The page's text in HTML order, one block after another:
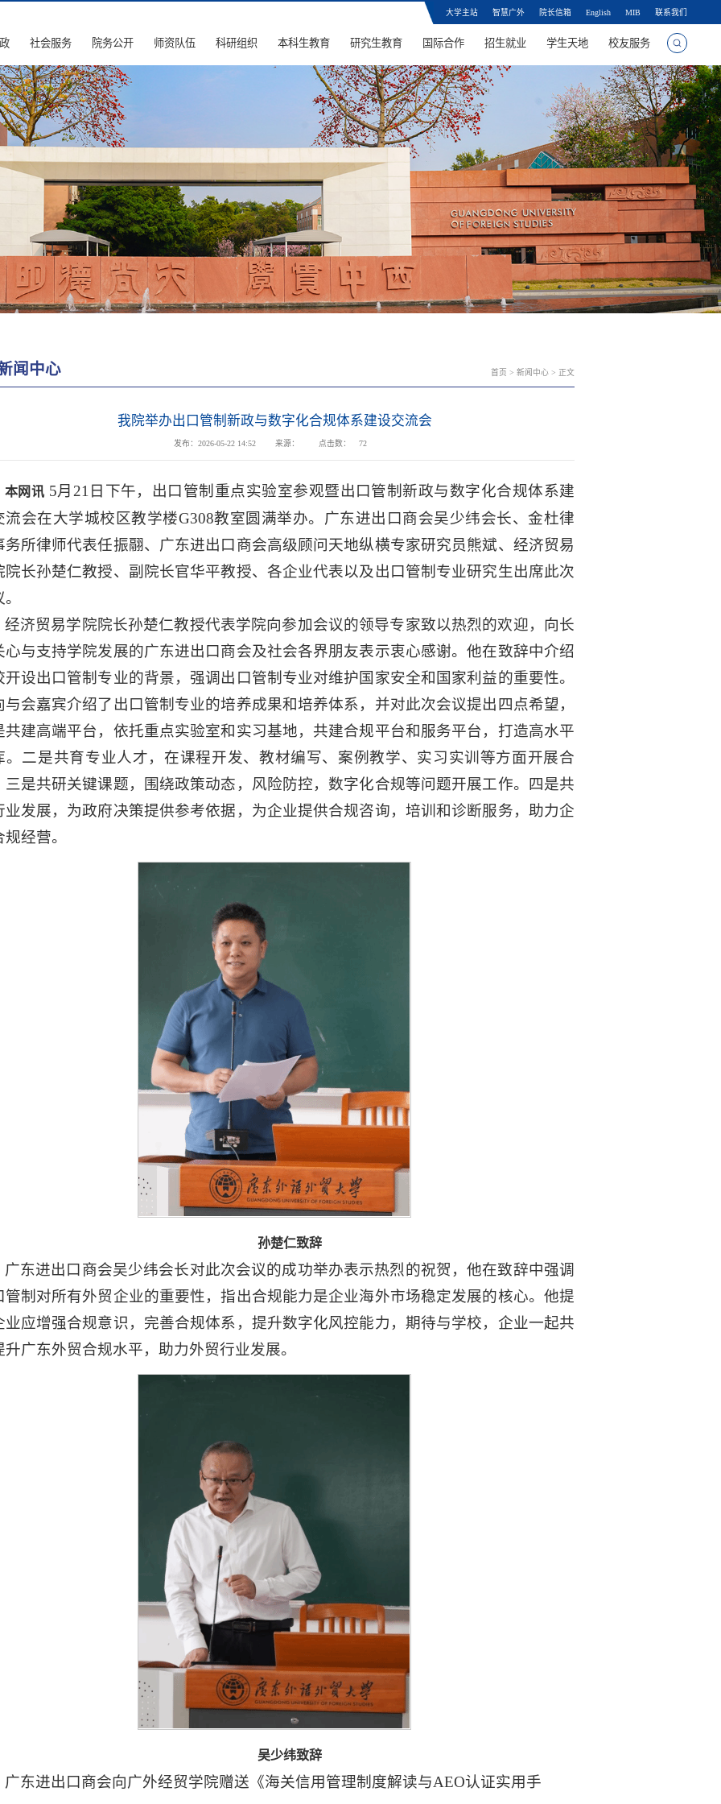
大学主站 智慧广外 院长信箱 English MIB 联系我们
社会服务 院务公开 师资队伍 科研组织 本科生教育 研究生教育 国际合作 招生就业 学生天地 校友服务
闻中心 首页 > 新闻中心 > 正文
我院举办出口管制新政与数字化合规体系建设交流会
发布：2026-05-22 14:52 来源： 点击数： 72
本网讯 5月21日下午，出口管制重点实验室参观暨出口管制新政与数字化合规体系建
流会在大学城校区教学楼G308教室圆满举办。广东进出口商会吴少纬会长、金杜律
务所律师代表任振翮、广东进出口商会高级顾问天地纵横专家研究员熊斌、经济贸易
院长孙楚仁教授、副院长官华平教授、各企业代表以及出口管制专业研究生出席此次
经济贸易学院院长孙楚仁教授代表学院向参加会议的领导专家致以热烈的欢迎，向长
心与支持学院发展的广东进出口商会及社会各界朋友表示衷心感谢。他在致辞中介绍
开设出口管制专业的背景，强调出口管制专业对维护国家安全和国家利益的重要性。
与会嘉宾介绍了出口管制专业的培养成果和培养体系，并对此次会议提出四点希望，
共建高端平台，依托重点实验室和实习基地，共建合规平台和服务平台，打造高水平
。二是共育专业人才，在课程开发、教材编写、案例教学、实习实训等方面开展合
三是共研关键课题，围绕政策动态，风险防控，数字化合规等问题开展工作。四是共
业发展，为政府决策提供参考依据，为企业提供合规咨询，培训和诊断服务，助力企
经营。
孙楚仁致辞
广东进出口商会吴少纬会长对此次会议的成功举办表示热烈的祝贺，他在致辞中强调
管制对所有外贸企业的重要性，指出合规能力是企业海外市场稳定发展的核心。他提
业应增强合规意识，完善合规体系，提升数字化风控能力，期待与学校，企业一起共
升广东外贸合规水平，助力外贸行业发展。
吴少纬致辞
广东进出口商会向广外经贸学院赠送《海关信用管理制度解读与AEO认证实用手